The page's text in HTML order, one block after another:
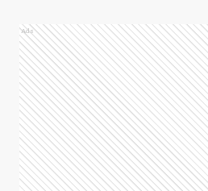
Ads